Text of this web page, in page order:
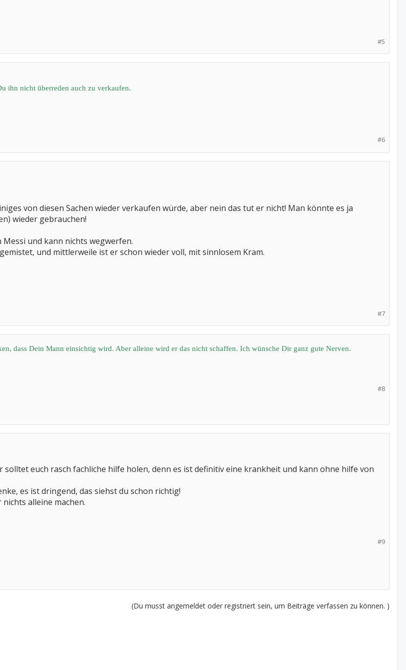
#5
ihn nicht überreden auch zu verkaufen.
#6
von diesen Sachen wieder verkaufen würde, aber nein das tut er nicht! Man könnte es ja
wieder gebrauchen!
und kann nichts wegwerfen.
und mittlerweile ist er schon wieder voll, mit sinnlosem Kram.
#7
dass Dein Mann einsichtig wird. Aber alleine wird er das nicht schaffen. Ich wünsche Dir ganz gute Nerven.
#8
euch rasch fachliche hilfe holen, denn es ist definitiv eine krankheit und kann ohne hilfe von
es ist dringend, das siehst du schon richtig!
alleine machen.
#9
(Du musst angemeldet oder registriert sein, um Beiträge verfassen zu können. )